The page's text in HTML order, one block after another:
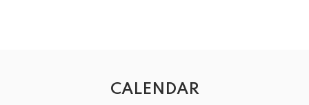
CALENDAR